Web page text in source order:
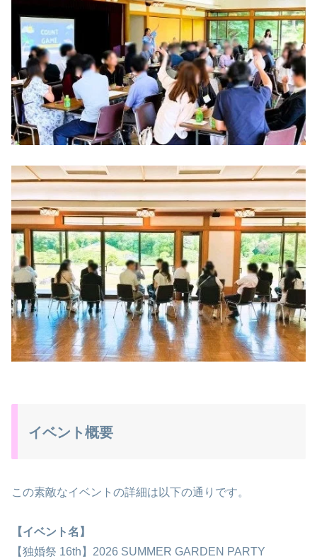
イベント概要
この素敵なイベントの詳細は以下の通りです。
【イベント名】
【独婚祭 16th】2026 SUMMER GARDEN PARTY